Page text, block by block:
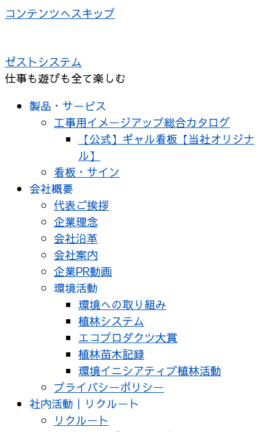
コンテンツへスキップ
ゼストシステム
仕事も遊びも全て楽しむ
製品・サービス
工事用イメージアップ総合カタログ
【公式】ギャル看板【当社オリジナ
ル】
看板・サイン
会社概要
代表ご挨拶
企業理念
会社沿革
会社案内
企業PR動画
環境活動
環境への取り組み
植林システム
エコプロダクツ大賞
植林苗木記録
環境イニシアティブ植林活動
プライバシーポリシー
社内活動｜リクルート
リクルート